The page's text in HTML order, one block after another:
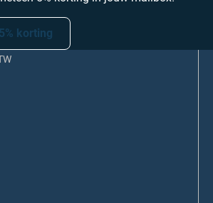
korting